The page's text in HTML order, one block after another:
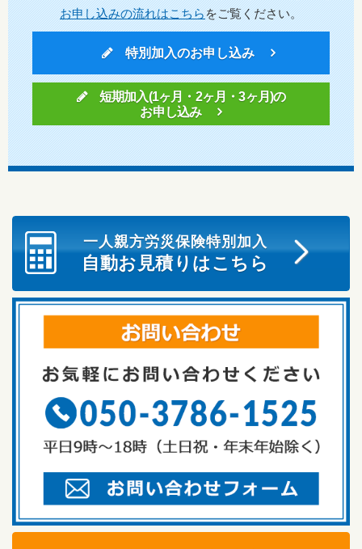
お申し込みの流れはこちらをご覧ください。
特別加入のお申し込み
短期加入(1ヶ月・2ヶ月・3ヶ月)の
お申し込み
一人親方労災保険特別加入
自動お見積りはこちら